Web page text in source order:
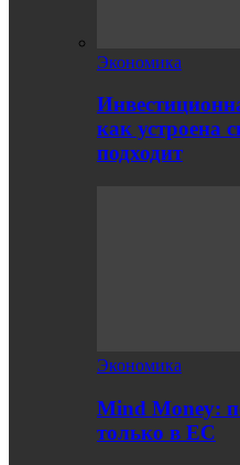
Экономика
как устроена
подходит
Экономика
Mind Money:
только в ЕС